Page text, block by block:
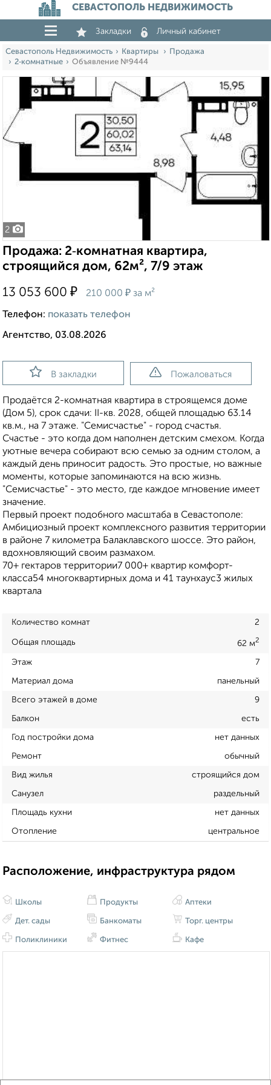
СЕВАСТОПОЛЬ НЕДВИЖИМОСТЬ
Закладки Личный кабинет
Севастополь Недвижимость Квартиры
Продажа
2‑комнатные
Объявление №9444
2
Продажа: 2‑комнатная квартира,
строящийся дом, 62м², 7/9 этаж
13 053 600 ₽ 210 000 ₽ за м²
Телефон: показать телефон
Агентство, 03.08.2026
В закладки Пожаловаться
Продаётся 2-комнатная квартира в строящемся доме
(Дом 5), срок сдачи: II-кв. 2028, общей площадью 63.14
кв.м., на 7 этаже. "Семисчастье" - город счастья.
Счастье - это когда дом наполнен детским смехом. Когда
уютные вечера собирают всю семью за одним столом, а
каждый день приносит радость. Это простые, но важные
моменты, которые запоминаются на всю жизнь.
"Семисчастье" - это место, где каждое мгновение имеет
значение.
Первый проект подобного масштаба в Севастополе:
Амбициозный проект комплексного развития территории
в районе 7 километра Балаклавского шоссе. Это район,
вдохновляющий своим размахом.
70+ гектаров территории7 000+ квартир комфорт-
класса54 многоквартирных дома и 41 таунхаус3 жилых
квартала
Количество комнат 2
Общая площадь 62 м2
Этаж 7
Материал дома панельный
Всего этажей в доме 9
Балкон есть
Год постройки дома нет данных
Ремонт обычный
Вид жилья строящийся дом
Санузел раздельный
Площадь кухни нет данных
Отопление центральное
Расположение, инфраструктура рядом
Школы
Дет. сады
Поликлиники
Продукты
Банкоматы
Фитнес
Аптеки
Торг. центры
Кафе